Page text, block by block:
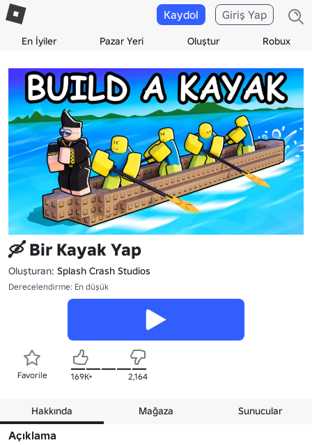
En İyiler Pazar Yeri Oluştur Robux
Kaydol Giriş Yap
🛶 Bir Kayak Yap
Oluşturan: Splash Crash Studios
Derecelendirme: En düşük
Favorile 169K+ 2,164
Hakkında Mağaza Sunucular
Açıklama